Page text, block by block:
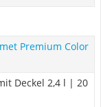
Premium Color
Deckel 2,4 l | 20